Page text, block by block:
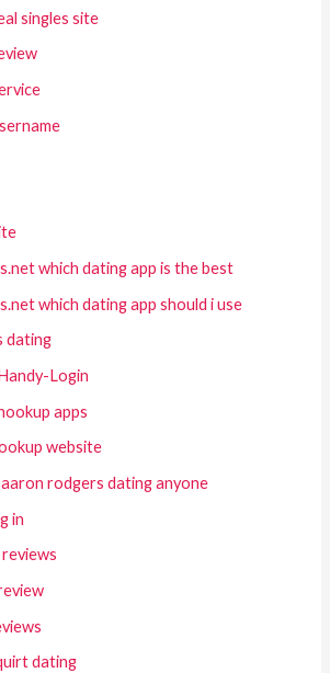
singles site
which dating app is the best
which dating app should i use
dating
Login
apps
website
rodgers dating anyone
in
dating